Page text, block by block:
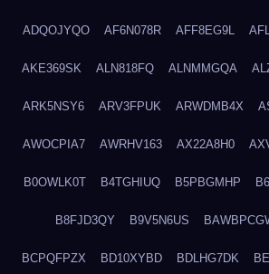
ADQOJYQO AF6N078R AFF8EG9L
AKE369SK ALN818FQ ALNMMGQA
ARK5NSY6 ARV3FPUK ARWDMB4X
AWOCPIA7 AWRHV163 AX22A8H0
B0OWLK0T B4TGHIUQ B5PBGMHP
B8FJD3QY B9V5N6US
BCPQFPZX BD10XYBD BDLHG7DK